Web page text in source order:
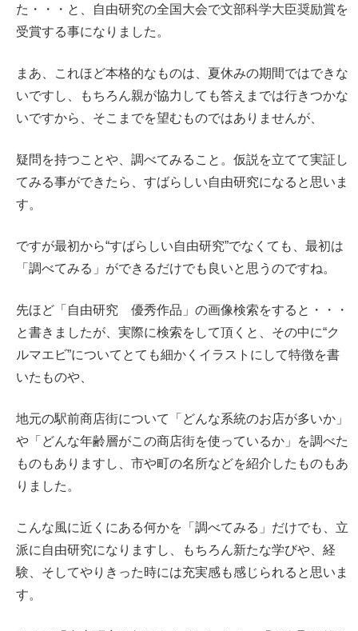
た・・・と、自由研究の全国大会で文部科学大臣奨励賞を
受賞する事になりました。
まあ、これほど本格的なものは、夏休みの期間ではできな
いですし、もちろん親が協力しても答えまでは行きつかな
いですから、そこまでを望むものではありませんが、
疑問を持つことや、調べてみること。仮説を立てて実証し
てみる事ができたら、すばらしい自由研究になると思いま
す。
ですが最初から“すばらしい自由研究”でなくても、最初は
「調べてみる」ができるだけでも良いと思うのですね。
先ほど「自由研究 優秀作品」の画像検索をすると・・・
と書きましたが、実際に検索をして頂くと、その中に“ク
ルマエビ”についてとても細かくイラストにして特徴を書
いたものや、
地元の駅前商店街について「どんな系統のお店が多いか」
や「どんな年齢層がこの商店街を使っているか」を調べた
ものもありますし、市や町の名所などを紹介したものもあ
りました。
こんな風に近くにある何かを「調べてみる」だけでも、立
派に自由研究になりますし、もちろん新たな学びや、経
験、そしてやりきった時には充実感も感じられると思いま
す。